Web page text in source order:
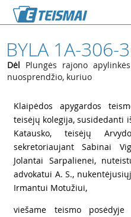
BYLA 1A-306-
Dėl Plungės rajono
nuosprendžio, kuriuo
Klaipėdos apygardos
teisėjų kolegija, susidedanti
Katausko, teisėjų
sekretoriaujant Sabinai
Jolantai Sarpalienei,
advokatui A. S.,
Irmantui Motužiui,
viešame teismo